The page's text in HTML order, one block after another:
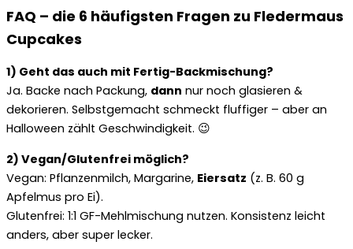
FAQ – die 6 häufigsten Fragen zu Fledermaus
Cupcakes
1) Geht das auch mit Fertig-Backmischung?
Ja. Backe nach Packung, dann nur noch glasieren &
dekorieren. Selbstgemacht schmeckt fluffiger – aber an
Halloween zählt Geschwindigkeit. 😉
2) Vegan/Glutenfrei möglich?
Vegan: Pflanzenmilch, Margarine, Eiersatz (z. B. 60 g
Apfelmus pro Ei).
Glutenfrei: 1:1 GF-Mehlmischung nutzen. Konsistenz leicht
anders, aber super lecker.